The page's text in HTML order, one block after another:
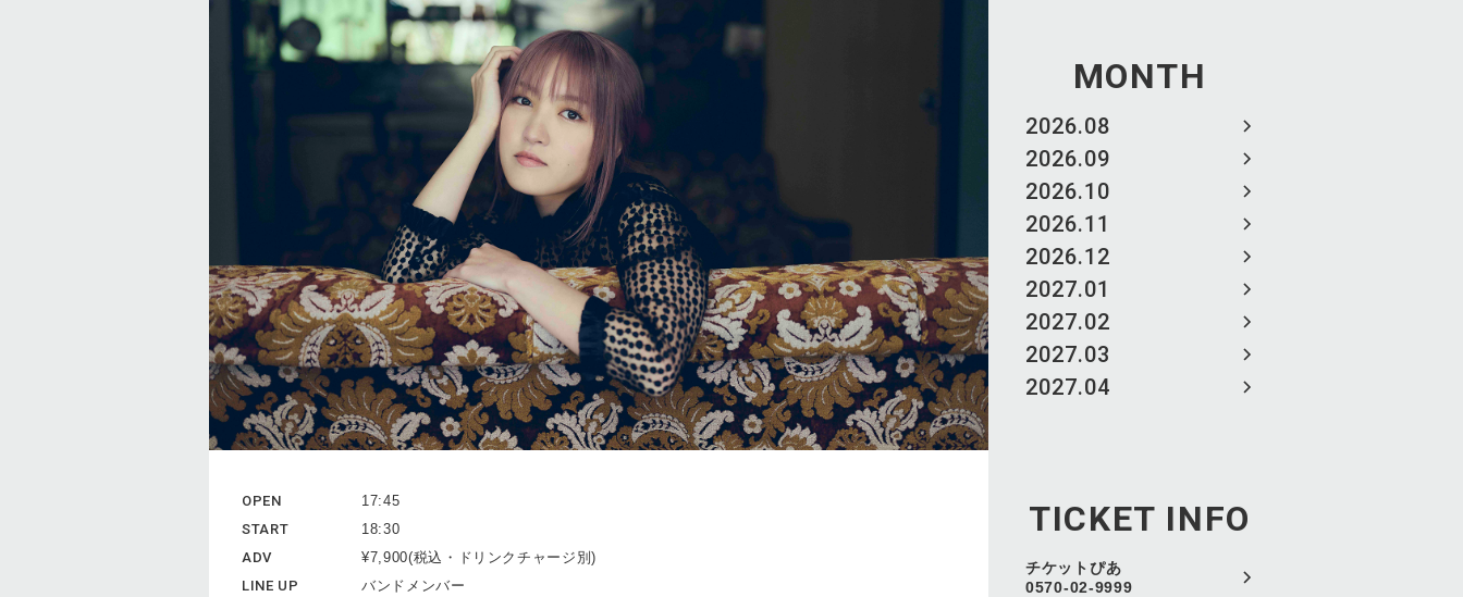
MONTH
2026.08
2026.09
2026.10
2026.11
2026.12
2027.01
2027.02
2027.03
2027.04
TICKET INFO
チケットぴあ
0570-02-9999
OPEN
17:45
START
18:30
ADV
¥7,900(税込・ドリンクチャージ別)
LINE UP
バンドメンバー